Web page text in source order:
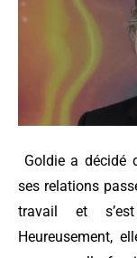
Goldie a décidé
ses relations
travail et
Heureusement,